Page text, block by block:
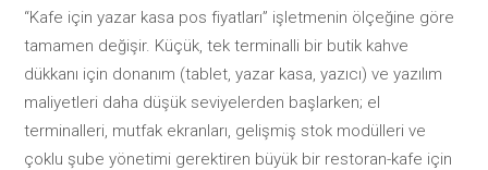
“Kafe için yazar kasa pos fiyatları” işletmenin ölçeğine göre
tamamen değişir. Küçük, tek terminalli bir butik kahve
dükkanı için donanım (tablet, yazar kasa, yazıcı) ve yazılım
maliyetleri daha düşük seviyelerden başlarken; el
terminalleri, mutfak ekranları, gelişmiş stok modülleri ve
çoklu şube yönetimi gerektiren büyük bir restoran-kafe için